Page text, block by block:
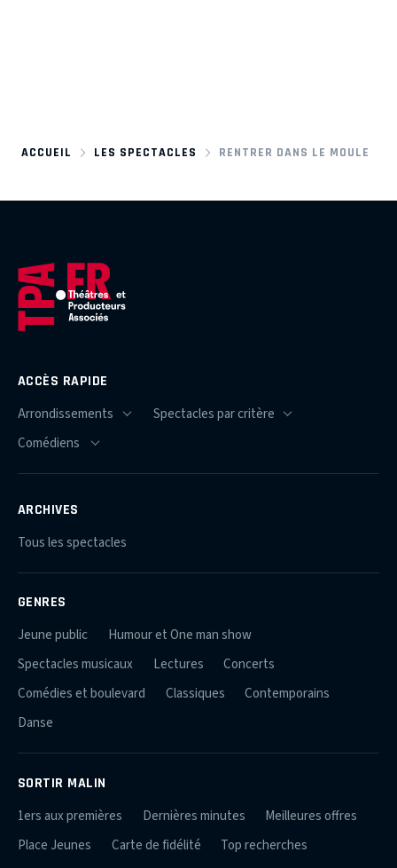
ACCUEIL LES SPECTACLES RENTRER DANS LE MOULE
ACCÈS RAPIDE
ARCHIVES
Tous les spectacles
GENRES
Jeune public
Humour et One man show
Spectacles musicaux
Lectures
Concerts
Comédies et boulevard
Classiques
Contemporains
Danse
SORTIR MALIN
1ers aux premières Dernières minutes
Meilleures offres
Place Jeunes
Carte de fidélité Top recherches